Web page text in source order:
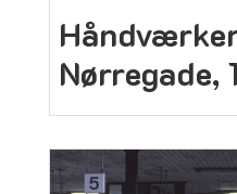
Nørregade,